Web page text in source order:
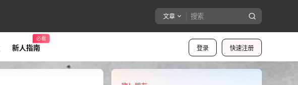
文章
登录 快速注册
新人指南
必看